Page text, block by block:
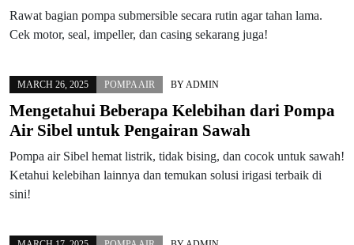
Rawat bagian pompa submersible secara rutin agar tahan lama.
Cek motor, seal, impeller, dan casing sekarang juga!
MARCH 26, 2025 POMPA AIR BY ADMIN
Mengetahui Beberapa Kelebihan dari Pompa
Air Sibel untuk Pengairan Sawah
Pompa air Sibel hemat listrik, tidak bising, dan cocok untuk sawah!
Ketahui kelebihan lainnya dan temukan solusi irigasi terbaik di
sini!